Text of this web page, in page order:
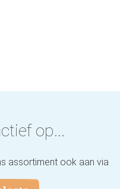
op...
assortiment ook aan via